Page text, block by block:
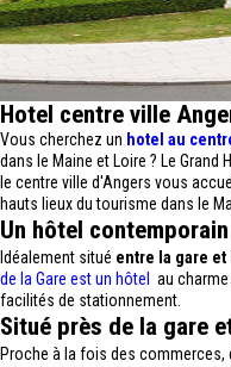
Hotel centre ville
Vous cherchez un hotel au
dans le Maine et Loire ? Le Grand
le centre ville d'Angers vous
hauts lieux du tourisme dans le
Un hôtel
Idéalement situé entre la gare
de la Gare est un hôtel
au
facilités de stationnement.
Situé près de la gare
Proche à la fois des